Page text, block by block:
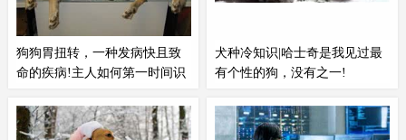
狗狗胃扭转，一种发病快且致
命的疾病!主人如何第一时间识
低，主要和狗狗的饮食习惯，和主
人错误的习惯有关，一起来看看这
犬种冷知识|哈士奇是我见过最
有个性的狗，没有之一!
哈士奇最引以为豪的事儿1925
年，在阿拉斯加的一个偏僻小镇里